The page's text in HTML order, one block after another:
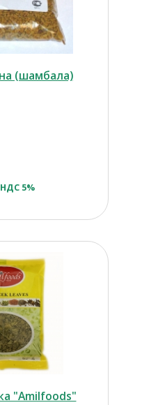
(шамбала)
5%
"Amilfoods"